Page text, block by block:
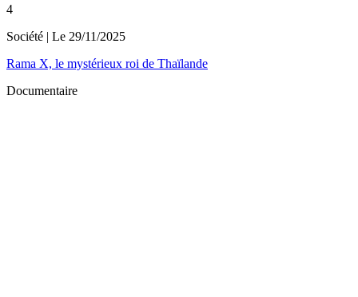
4
Société | Le 29/11/2025
Rama X, le mystérieux roi de Thaïlande
Documentaire